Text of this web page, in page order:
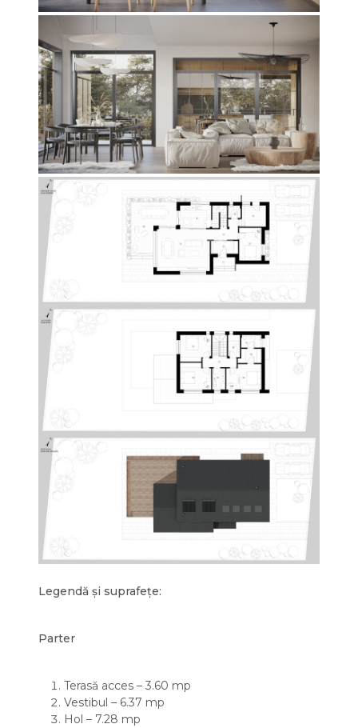
Legendă și suprafețe:
Parter
Terasă acces – 3.60 mp
Vestibul – 6.37 mp
Hol – 7.28 mp